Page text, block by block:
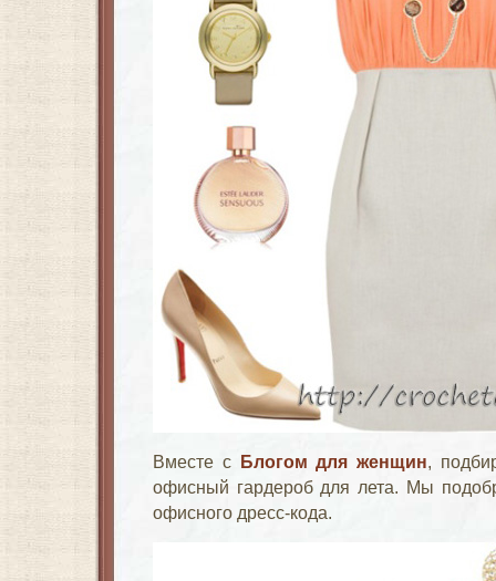
Вместе с Блогом для женщин,
офисный гардероб для лета. Мы
офисного дресс-кода.